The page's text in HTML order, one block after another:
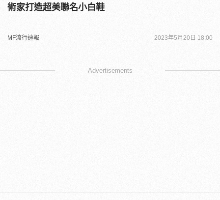
術家打造超美聯名小白鞋
MF流行速報 2023年5月20日 18:00
Advertisements